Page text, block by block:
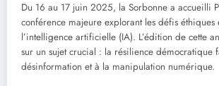
Du 16 au 17 juin 2025, la Sorbonne a accueilli
conférence majeure explorant les défis
l’intelligence artificielle (IA). L’édition de cette
sur un sujet crucial : la résilience démocratique
désinformation et à la manipulation numérique.